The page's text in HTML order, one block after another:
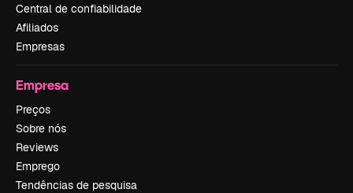
Central de confiabilidade
Afiliados
Empresas
Empresa
Preços
Sobre nós
Reviews
Emprego
Tendências de pesquisa